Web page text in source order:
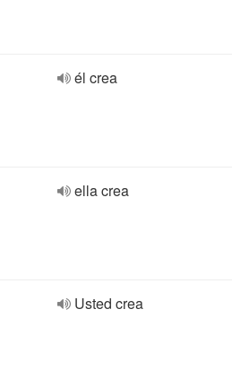
él crea
ella crea
Usted crea